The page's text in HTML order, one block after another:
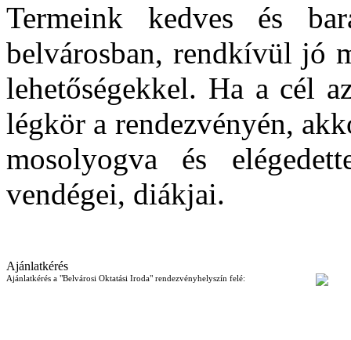
Termeink kedves és
belvárosban, rendkívül jó
lehetőségekkel. Ha a cél
légkör a rendezvényén,
mosolyogva és
vendégei, diákjai.
Ajánlatkérés
Ajánlatkérés a "Belvárosi Oktatási Iroda" rendezvényhelyszín felé: